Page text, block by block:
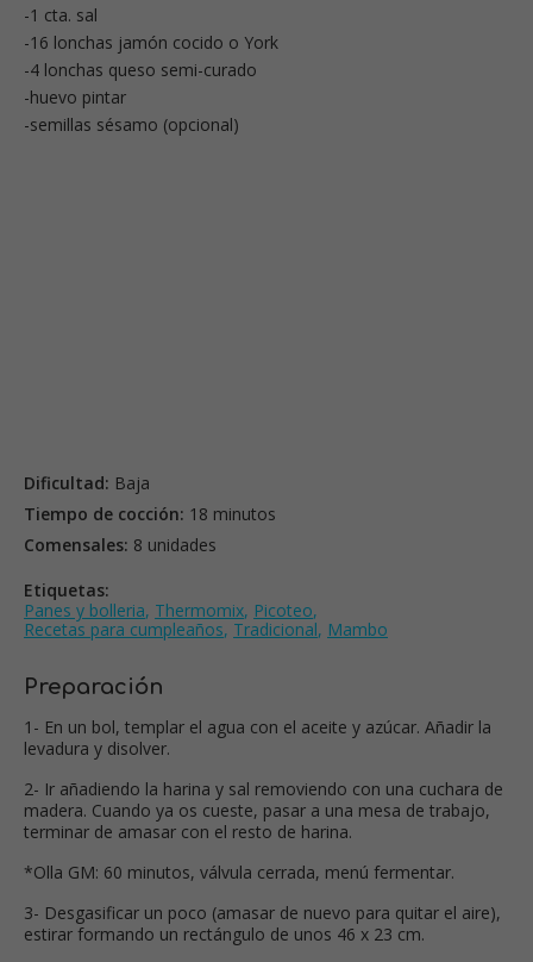
-1 cta. sal
-16 lonchas jamón cocido o York
-4 lonchas queso semi-curado
-huevo pintar
-semillas sésamo (opcional)
Dificultad: Baja
Tiempo de cocción: 18 minutos
Comensales: 8 unidades
Etiquetas:
Panes y bolleria, Thermomix, Picoteo,
Recetas para cumpleaños, Tradicional, Mambo
Preparación
1- En un bol, templar el agua con el aceite y azúcar. Añadir la
levadura y disolver.
2- Ir añadiendo la harina y sal removiendo con una cuchara de
madera. Cuando ya os cueste, pasar a una mesa de trabajo,
terminar de amasar con el resto de harina.
*Olla GM: 60 minutos, válvula cerrada, menú fermentar.
3- Desgasificar un poco (amasar de nuevo para quitar el aire),
estirar formando un rectángulo de unos 46 x 23 cm.